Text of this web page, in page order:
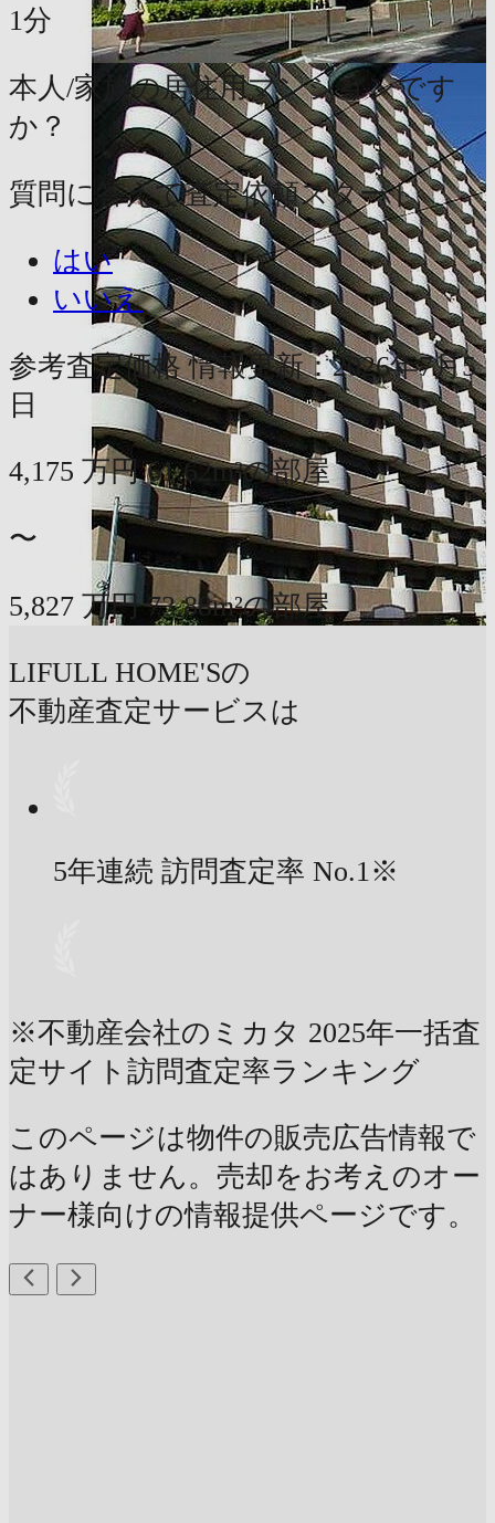
1分
本人/家族の居住用マンションです
か？
質問に答えて査定依頼スタート
はい
いいえ
参考査定価格 情報更新：2026年7月5
日
4,175 万円 61.62m²の部屋
〜
5,827 万円 73.88m²の部屋
LIFULL HOME'Sの
不動産査定サービスは
5年連続 訪問査定率 No.1※
※不動産会社のミカタ 2025年一括査
定サイト訪問査定率ランキング
このページは物件の販売広告情報で
はありません。売却をお考えのオー
ナー様向けの情報提供ページです。